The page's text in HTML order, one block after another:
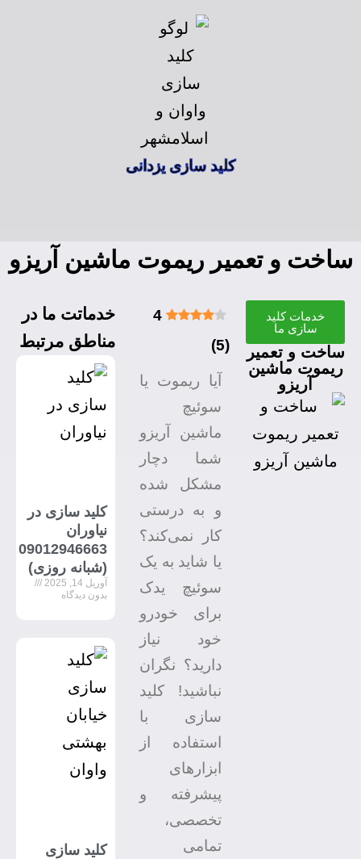
کلید سازی یزدانی
ساخت و تعمیر ریموت ماشین آریزو
خدمات کلید
سازی ما
ساخت و تعمیر
ریموت ماشین
آریزو
4
(
5
)
آیا ریموت یا
سوئیچ
ماشین آریزو
شما دچار
مشکل شده
و به درستی
کار نمی‌کند؟
یا شاید به یک
سوئیچ یدک
برای خودرو
خود نیاز
دارید؟ نگران
نباشید! کلید
سازی با
استفاده از
ابزارهای
پیشرفته و
تخصصی،
تمامی
خدماتت ما در
مناطق مرتبط
کلید سازی در
نیاوران
09012946663
(شبانه روزی)
آوریل 14, 2025
بدون دیدگاه
کلید سازی